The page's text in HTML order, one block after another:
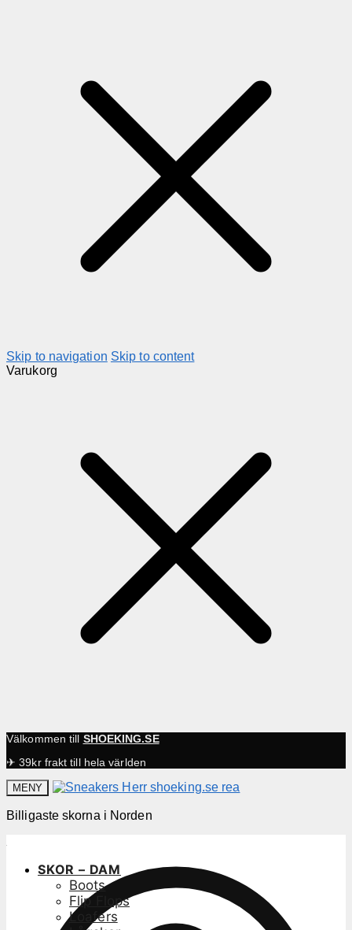
Skip to navigation Skip to content
Varukorg
Välkommen till SHOEKING.SE
✈ 39kr frakt till hela världen
MENY
Billigaste skorna i Norden
SKOR – DAM
Boots
Flip Flops
Loafers